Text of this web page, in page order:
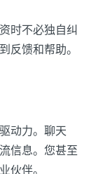
时不必独自纠
反馈和帮助。
动力。聊天
信息。您甚至
伙伴。